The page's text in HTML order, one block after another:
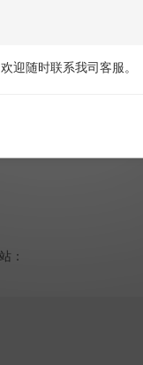
：
迎随时联系我司客服。